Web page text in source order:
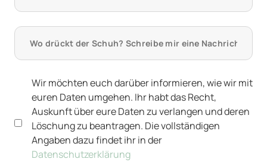
Wir möchten euch darüber informieren, wie wir mit
euren Daten umgehen. Ihr habt das Recht,
Auskunft über eure Daten zu verlangen und deren
Löschung zu beantragen. Die vollständigen
Angaben dazu findet ihr in der
Datenschutzerklärung